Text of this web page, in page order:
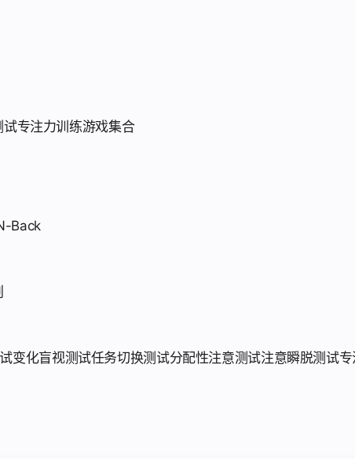
试专注力训练游戏集合
Back
变化盲视测试任务切换测试分配性注意测试注意瞬脱测试专